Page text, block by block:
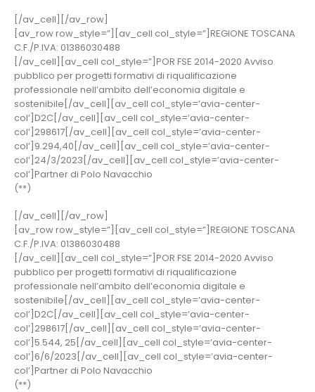
[/av_cell][/av_row]
[av_row row_style=”][av_cell col_style=”]REGIONE TOSCANA
C.F./P.IVA: 01386030488
[/av_cell][av_cell col_style=”]POR FSE 2014-2020 Avviso
pubblico per progetti formativi di riqualificazione
professionale nell’ambito dell’economia digitale e
sostenibile[/av_cell][av_cell col_style=’avia-center-
col’]D2C[/av_cell][av_cell col_style=’avia-center-
col’]298617[/av_cell][av_cell col_style=’avia-center-
col’]9.294,40[/av_cell][av_cell col_style=’avia-center-
col’]24/3/2023[/av_cell][av_cell col_style=’avia-center-
col’]Partner di Polo Navacchio
(**)
[/av_cell][/av_row]
[av_row row_style=”][av_cell col_style=”]REGIONE TOSCANA
C.F./P.IVA: 01386030488
[/av_cell][av_cell col_style=”]POR FSE 2014-2020 Avviso
pubblico per progetti formativi di riqualificazione
professionale nell’ambito dell’economia digitale e
sostenibile[/av_cell][av_cell col_style=’avia-center-
col’]D2C[/av_cell][av_cell col_style=’avia-center-
col’]298617[/av_cell][av_cell col_style=’avia-center-
col’]5.544, 25[/av_cell][av_cell col_style=’avia-center-
col’]6/6/2023[/av_cell][av_cell col_style=’avia-center-
col’]Partner di Polo Navacchio
(**)